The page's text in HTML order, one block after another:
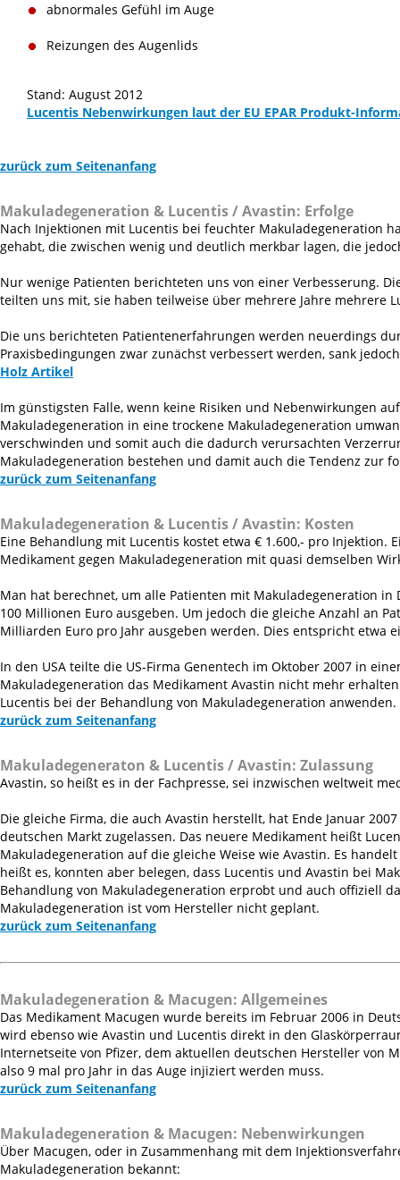
abnormales Gefühl im Auge
Reizungen des Augenlids
Stand: August 2012
Lucentis Nebenwirkungen laut der EU EPAR Produkt-
zurück zum Seitenanfang
Makuladegeneration & Lucentis / Avastin: Erfolge
Nach Injektionen mit Lucentis bei feuchter Makuladegeneration
gehabt, die zwischen wenig und deutlich merkbar lagen, die
Nur wenige Patienten berichteten uns von einer Verbesserung.
teilten uns mit, sie haben teilweise über mehrere Jahre mehrere
Die uns berichteten Patientenerfahrungen werden neuerdings
Praxisbedingungen zwar zunächst verbessert werden, sank
Holz Artikel
Im günstigsten Falle, wenn keine Risiken und Nebenwirkungen
Makuladegeneration in eine trockene Makuladegeneration
verschwinden und somit auch die dadurch verursachten
Makuladegeneration bestehen und damit auch die Tendenz zur
zurück zum Seitenanfang
Makuladegeneration & Lucentis / Avastin: Kosten
Eine Behandlung mit Lucentis kostet etwa € 1.600,- pro Injektion.
Medikament gegen Makuladegeneration mit quasi demselben
Man hat berechnet, um alle Patienten mit Makuladegeneration
100 Millionen Euro ausgeben. Um jedoch die gleiche Anzahl an
Milliarden Euro pro Jahr ausgeben werden. Dies entspricht etwa
In den USA teilte die US-Firma Genentech im Oktober 2007 in
Makuladegeneration das Medikament Avastin nicht mehr
Lucentis bei der Behandlung von Makuladegeneration anwenden.
zurück zum Seitenanfang
Makuladegeneraton & Lucentis / Avastin: Zulassung
Avastin, so heißt es in der Fachpresse, sei inzwischen weltweit
Die gleiche Firma, die auch Avastin herstellt, hat Ende Januar
deutschen Markt zugelassen. Das neuere Medikament heißt
Makuladegeneration auf die gleiche Weise wie Avastin. Es
heißt es, konnten aber belegen, dass Lucentis und Avastin bei
Behandlung von Makuladegeneration erprobt und auch offiziell
Makuladegeneration ist vom Hersteller nicht geplant.
zurück zum Seitenanfang
Makuladegeneration & Macugen: Allgemeines
Das Medikament Macugen wurde bereits im Februar 2006 in
wird ebenso wie Avastin und Lucentis direkt in den
Internetseite von Pfizer, dem aktuellen deutschen Hersteller von
also 9 mal pro Jahr in das Auge injiziert werden muss.
zurück zum Seitenanfang
Makuladegeneration & Macugen: Nebenwirkungen
Über Macugen, oder in Zusammenhang mit dem
Makuladegeneration bekannt: